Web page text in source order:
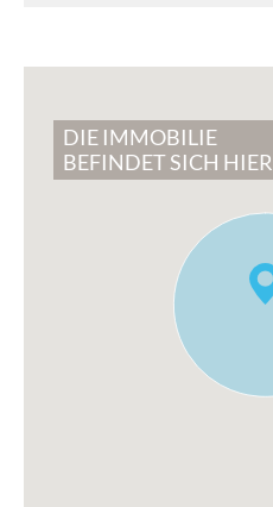
DIE IMMOBILIE
BEFINDET SICH HIER